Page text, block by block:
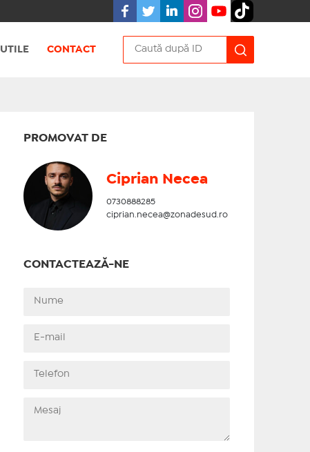
UTILE CONTACT
PROMOVAT DE
Ciprian Necea
0730888285
ciprian.necea@zonadesud.ro
CONTACTEAZĂ-NE